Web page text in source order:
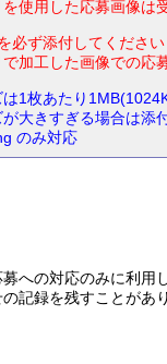
使用した応募画像は
必ず添付してください
加工した画像での応
1枚あたり
大きすぎる場合は添
のみ対応
への対応のみに利用
記録を残すことがあ